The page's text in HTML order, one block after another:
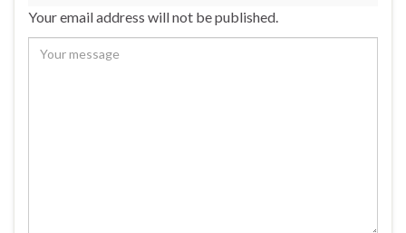
Your email address will not be published.